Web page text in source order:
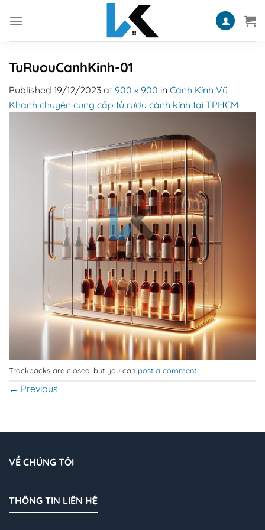
TuRuouCanhKinh-01
Published 19/12/2023 at 900 × 900 in Cánh Kính Vũ
Khanh chuyên cung cấp tủ rượu cánh kính tại TPHCM
Trackbacks are closed, but you can post a comment.
← Previous
VỀ CHÚNG TÔI
THÔNG TIN LIÊN HỆ